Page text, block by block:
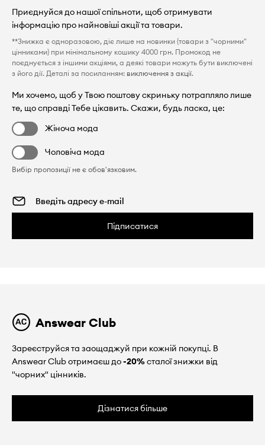
Приєднуйся до нашої спільноти, щоб отримувати
інформацію про найновіші акції та товари.
**Знижка є одноразовою, діє лише на новинки (товари з "чорними"
цінниками) при мінімальному кошику 4000 грн. Промокод не
поєднується з іншими акціями, а деякі товари можуть бути виключені
з його дії. Деталі за посиланням: виключення з акції.
Ми хочемо, щоб у Твою поштову скриньку потрапляло лише
те, що справді Тебе цікавить. Скажи, будь ласка, це:
Жіноча мода
Чоловіча мода
Вибір пропозиції не є обов'язковим.
Підписатися
Answear Club
Зареєструйся та заощаджуй при кожній покупці. В
Answear Club отримаєш до-20%сталої знижки від
"чорних" цінників.
Дізнатися більше